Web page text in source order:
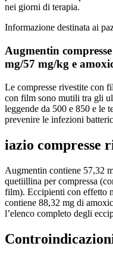
nei giorni di terapia.
Informazione destinata ai
Augmentin
mg/57 mg/kg e
Le compresse rivestite con
con film sono mutili tra gli
leggende da 500 e 850 e le
prevenire le infezioni
iazio compresse
Augmentin contiene 57,32
quetiillina per compressa
film). Eccipienti con effetto
contiene 88,32 mg di
l’elenco completo degli